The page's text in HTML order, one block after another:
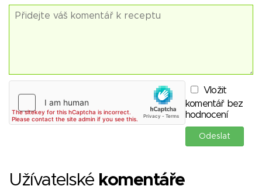
Vložit
komentář bez
hodnocení
Užívatelské komentáře